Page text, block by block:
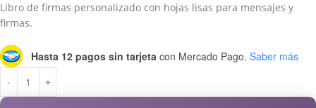
Libro de firmas personalizado con hojas lisas para mensajes y
firmas.
Hasta 12 pagos sin tarjeta con Mercado Pago. Saber más